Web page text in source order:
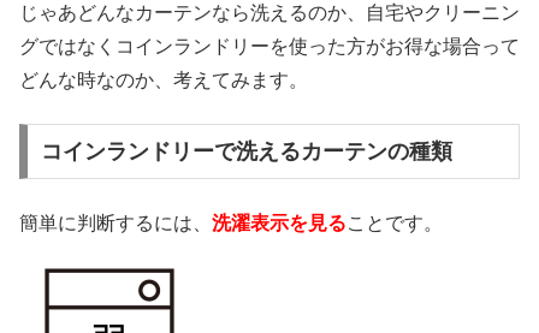
じゃあどんなカーテンなら洗えるのか、自宅やクリーニン
グではなくコインランドリーを使った方がお得な場合って
どんな時なのか、考えてみます。
コインランドリーで洗えるカーテンの種類
簡単に判断するには、 洗濯表示を見ることです。